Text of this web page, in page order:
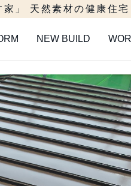
家」 天然素材の健康住宅
NEW BUILD